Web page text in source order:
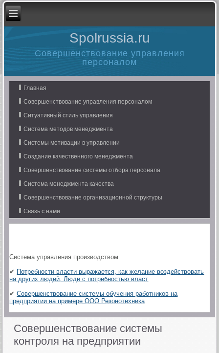
Spolrussia.ru
Совершенствование управления
персоналом
Главная
Совершенствование управления персоналом
Ситуативный стиль управления
Система методов менеджмента
Системы мотивации в управлении
Создание качественного менеджмента
Совершенствование системы отбора персонала
Система менеджмента качества
Совершенствование организационной структуры
Связь с нами
Система управления производством
✔ Потребности власти выражается, как желание воздействовать
на других людей. Люди с потребностью власт
✔Совершенствование системы обучения работников на
предприятии на примере ООО Резонотехника
Совершенствование системы
контроля на предприятии